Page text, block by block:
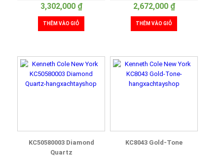
3,302,000 ₫
THÊM VÀO GIỎ
Casual
2,672,000 ₫
THÊM VÀO GIỎ
KC50580003 Diamond
Quartz
KC8043 Gold-Tone